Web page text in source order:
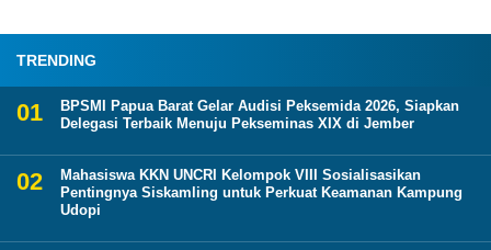
TRENDING
BPSMI Papua Barat Gelar Audisi Peksemida 2026, Siapkan
Delegasi Terbaik Menuju Pekseminas XIX di Jember
Mahasiswa KKN UNCRI Kelompok VIII Sosialisasikan
Pentingnya Siskamling untuk Perkuat Keamanan Kampung
Udopi